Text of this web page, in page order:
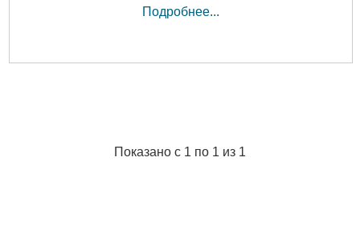
Подробнее...
Показано с 1 по 1 из 1